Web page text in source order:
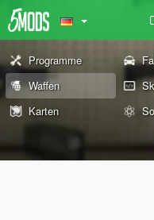
Programme
Waffen
Karten